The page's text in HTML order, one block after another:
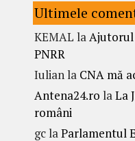
Ultimele
KEMAL la
PNRR
Iulianla CNA mă
Antena24.ro laLa
români
gclaParlamentul